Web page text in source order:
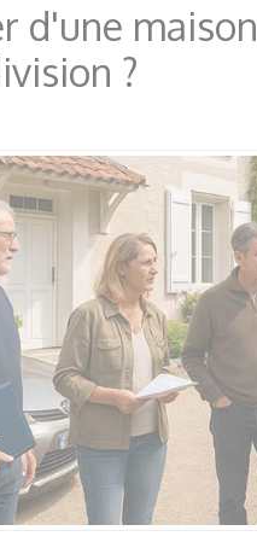
d'une
?